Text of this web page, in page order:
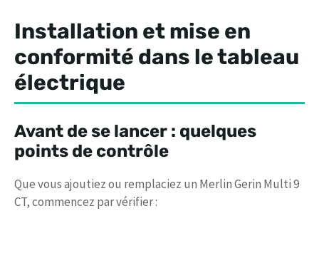
Installation et mise en
conformité dans le tableau
électrique
Avant de se lancer : quelques
points de contrôle
Que vous ajoutiez ou remplaciez un Merlin Gerin Multi 9
CT, commencez par vérifier :